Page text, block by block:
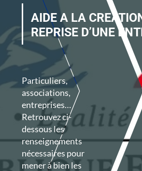
AIDE A LA
REPRISE D’UNE
Particuliers,
associations,
entreprises…
Retrouvez ci-
dessous les
renseignements
nécessaires pour
mener à bien les